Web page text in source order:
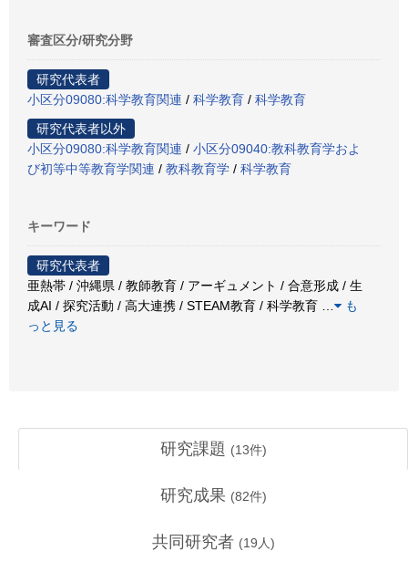
審査区分/研究分野
研究代表者
小区分09080:科学教育関連 / 科学教育 / 科学教育
研究代表者以外
小区分09080:科学教育関連 / 小区分09040:教科教育学およ
び初等中等教育学関連 / 教科教育学 / 科学教育
キーワード
研究代表者
亜熱帯 / 沖縄県 / 教師教育 / アーギュメント / 合意形成 / 生
成AI / 探究活動 / 高大連携 / STEAM教育 / 科学教育
も
っと見る
研究課題 (13件)
研究成果 (82件)
共同研究者 (19 人)